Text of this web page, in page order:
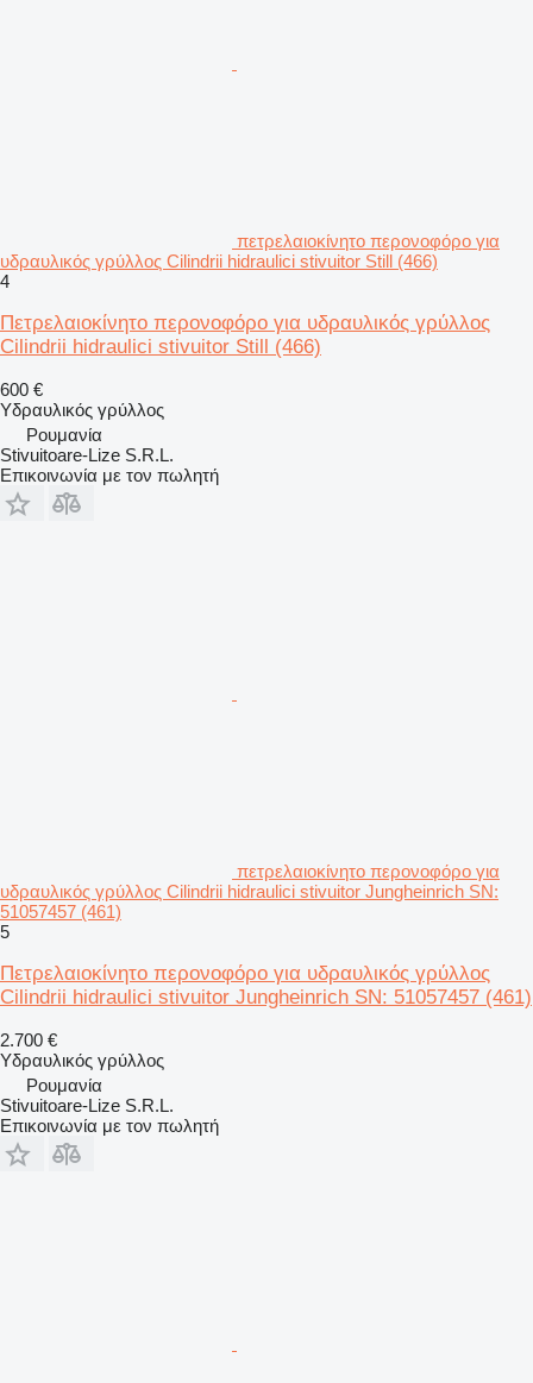
πετρελαιοκίνητο περονοφόρο για
υδραυλικός γρύλλος Cilindrii hidraulici stivuitor Still (466)
4
Πετρελαιοκίνητο περονοφόρο για υδραυλικός γρύλλος
Cilindrii hidraulici stivuitor Still (466)
600 €
Υδραυλικός γρύλλος
Ρουμανία
Stivuitoare-Lize S.R.L.
Επικοινωνία με τον πωλητή
πετρελαιοκίνητο περονοφόρο για
υδραυλικός γρύλλος Cilindrii hidraulici stivuitor Jungheinrich SN:
51057457 (461)
5
Πετρελαιοκίνητο περονοφόρο για υδραυλικός γρύλλος
Cilindrii hidraulici stivuitor Jungheinrich SN: 51057457 (461)
2.700 €
Υδραυλικός γρύλλος
Ρουμανία
Stivuitoare-Lize S.R.L.
Επικοινωνία με τον πωλητή